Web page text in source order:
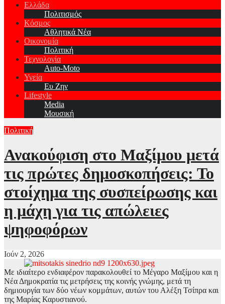
Ελλάδα
Πολιτισμός
Κόσμος
Αθλητικά Νέα
Οικονομία
Πολιτική
Τεχνολογία
Auto-Moto
Υγεία
Ευ Ζην
Lifestyle
Media
Μουσική
Πολιτική
Ανακούφιση στο Μαξίμου μετά
τις πρώτες δημοσκοπήσεις: Το
στοίχημα της συσπείρωσης και
η μάχη για τις απώλειες
ψηφοφόρων
Ιούν 2, 2026
Με ιδιαίτερο ενδιαφέρον παρακολουθεί το Μέγαρο Μαξίμου και η
Νέα Δημοκρατία τις μετρήσεις της κοινής γνώμης, μετά τη
δημιουργία των δύο νέων κομμάτων, αυτών του Αλέξη Τσίπρα και
της Μαρίας Καρυστιανού.